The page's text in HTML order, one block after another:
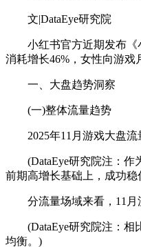
文|DataEye研究院
小红书官方近期发布《小
消耗增长46%，女性向游戏
一、大盘趋势洞察
(一)整体流量趋势
2025年11月游戏大盘流
(DataEye研究院注：作为
前期高增长基础上，成功
分流量场域来看，11月流
(DataEye研究院注：相比
均衡。)